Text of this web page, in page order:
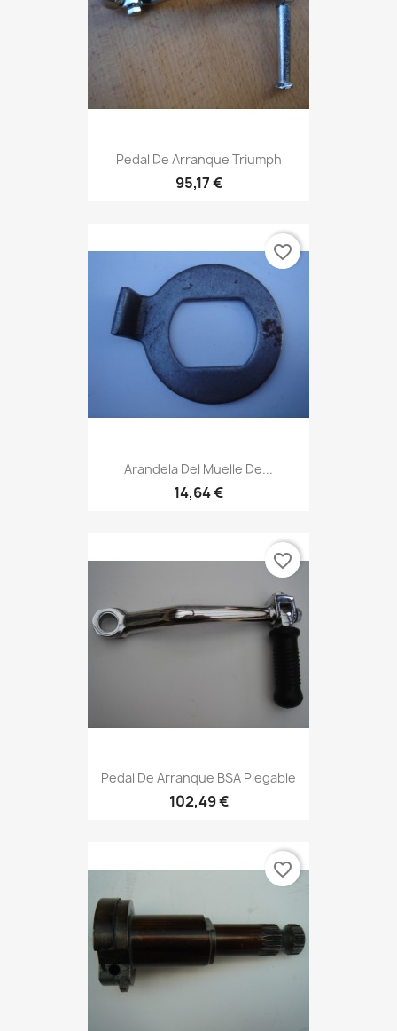
Pedal De Arranque Triumph
95,17 €
Arandela Del Muelle De...
14,64 €
favorite_border
Pedal De Arranque BSA Plegable
102,49 €
favorite_border
favorite_border